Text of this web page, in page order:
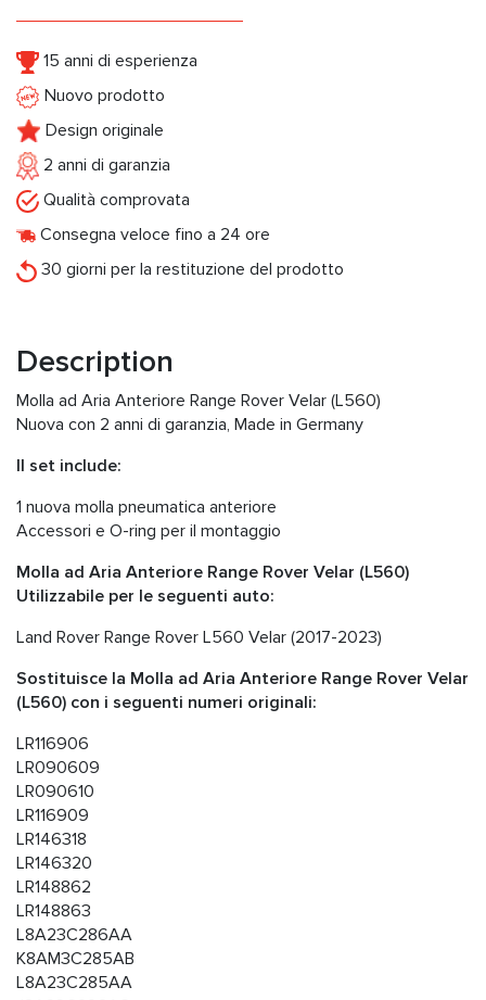
15 anni di esperienza
Nuovo prodotto
Design originale
2 anni di garanzia
Qualità comprovata
Consegna veloce fino a 24 ore
30 giorni per la restituzione del prodotto
Description
Molla ad Aria Anteriore Range Rover Velar (L560)
Nuova con 2 anni di garanzia, Made in Germany
Il set include:
1 nuova molla pneumatica anteriore
Accessori e O-ring per il montaggio
Molla ad Aria Anteriore Range Rover Velar (L560)
Utilizzabile per le seguenti auto:
Land Rover Range Rover L560 Velar (2017-2023)
Sostituisce la Molla ad Aria Anteriore Range Rover Velar
(L560) con i seguenti numeri originali:
LR116906
LR090609
LR090610
LR116909
LR146318
LR146320
LR148862
LR148863
L8A23C286AA
K8AM3C285AB
L8A23C285AA